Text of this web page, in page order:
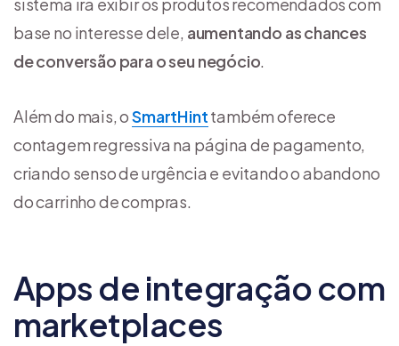
base no interesse dele, aumentando as chances
de conversão para o seu negócio.
Além do mais, oSmartHinttambém oferece
contagem regressiva na página de pagamento,
criando senso de urgência e evitando o abandono
do carrinho de compras.
Apps de integração com
marketplaces